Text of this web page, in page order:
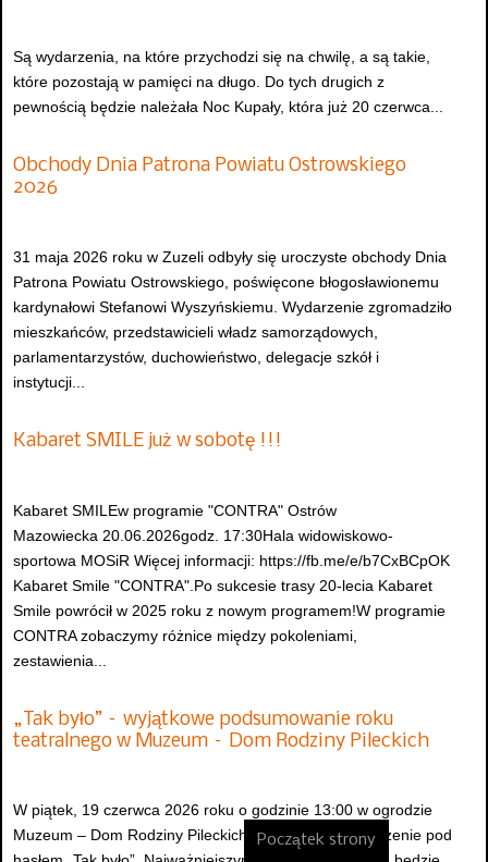
Są wydarzenia, na które przychodzi się na chwilę, a są takie,
które pozostają w pamięci na długo. Do tych drugich z
pewnością będzie należała Noc Kupały, która już 20 czerwca...
Obchody Dnia Patrona Powiatu Ostrowskiego
2026
31 maja 2026 roku w Zuzeli odbyły się uroczyste obchody Dnia
Patrona Powiatu Ostrowskiego, poświęcone błogosławionemu
kardynałowi Stefanowi Wyszyńskiemu. Wydarzenie zgromadziło
mieszkańców, przedstawicieli władz samorządowych,
parlamentarzystów, duchowieństwo, delegacje szkół i
instytucji...
Kabaret SMILE już w sobotę !!!
Kabaret SMILEw programie "CONTRA" Ostrów
Mazowiecka 20.06.2026godz. 17:30Hala widowiskowo-
sportowa MOSiR Więcej informacji: https://fb.me/e/b7CxBCpOK
Kabaret Smile "CONTRA".Po sukcesie trasy 20-lecia Kabaret
Smile powrócił w 2025 roku z nowym programem!W programie
CONTRA zobaczymy różnice między pokoleniami,
zestawienia...
„Tak było” – wyjątkowe podsumowanie roku
teatralnego w Muzeum – Dom Rodziny Pileckich
W piątek, 19 czerwca 2026 roku o godzinie 13:00 w ogrodzie
Muzeum – Dom Rodziny Pileckich odbędzie się wydarzenie pod
Początek strony